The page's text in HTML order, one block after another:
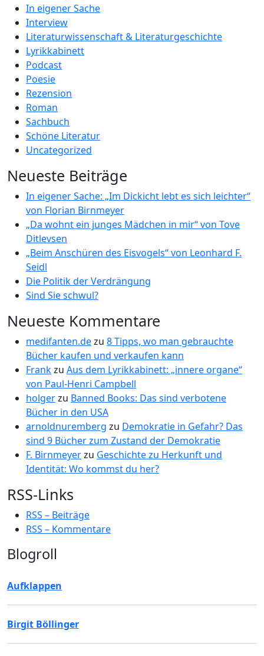
In eigener Sache
Interview
Literaturwissenschaft & Literaturgeschichte
Lyrikkabinett
Podcast
Poesie
Rezension
Roman
Sachbuch
Schöne Literatur
Uncategorized
Neueste Beiträge
In eigener Sache: „Im Dickicht lebt es sich leichter“
von Florian Birnmeyer
„Da wohnt ein junges Mädchen in mir“ von Tove
Ditlevsen
„Beim Anschüren des Eisvogels“ von Leonhard F.
Seidl
Die Politik der Verdrängung
Sind Sie schwul?
Neueste Kommentare
medifanten.dezu 8 Tipps, wo man gebrauchte
Bücher kaufen und verkaufen kann
Frankzu Aus dem Lyrikkabinett: „innere organe“
von Paul-Henri Campbell
holgerzu Banned Books: Das sind verbotene
Bücher in den USA
arnoldnuremberg zu Demokratie in Gefahr? Das
sind 9 Bücher zum Zustand der Demokratie
F. Birnmeyerzu Geschichte zu Herkunft und
Identität: Wo kommst du her?
RSS-Links
RSS – Beiträge
RSS – Kommentare
Blogroll
Aufklappen
Birgit Böllinger